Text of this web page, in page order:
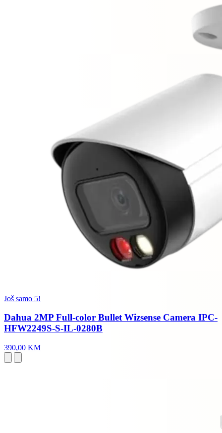
Još samo 5!
Dahua 2MP Full-color Bullet Wizsense Camera IPC-
HFW2249S-S-IL-0280B
390,00 KM